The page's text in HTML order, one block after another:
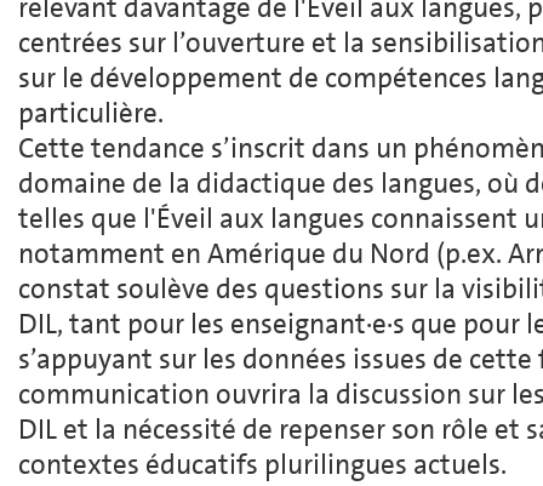
relevant davantage de l'Éveil aux
centrées sur l’ouverture et la
sur le développement de compétences
particulière.
Cette tendance s’inscrit dans un
domaine de la didactique des langues, où
telles que l'Éveil aux langues connaissent
notamment en Amérique du Nord (p.ex.
constat soulève des questions sur la
DIL, tant pour les enseignant·e·s que pour
s’appuyant sur les données issues de
communication ouvrira la discussion sur
DIL et la nécessité de repenser son rôle et
contextes éducatifs plurilingues actuels.